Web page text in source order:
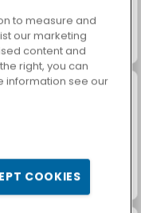
Scala 40
Farm Merge Valley
to measure and
our marketing
content and
right, you can
information see our
COOKIES